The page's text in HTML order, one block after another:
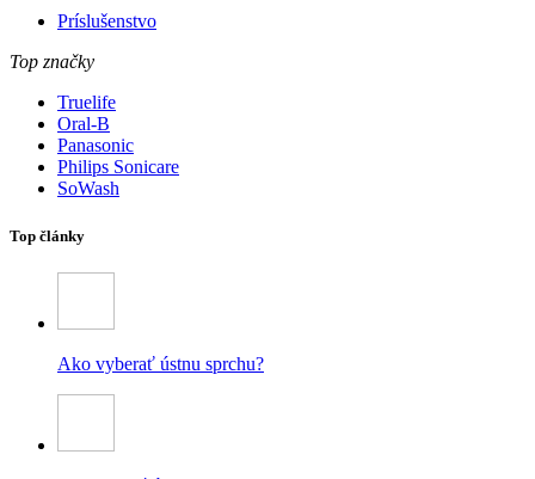
Príslušenstvo
Top značky
Truelife
Oral-B
Panasonic
Philips Sonicare
SoWash
Top články
Ako vyberať ústnu sprchu?